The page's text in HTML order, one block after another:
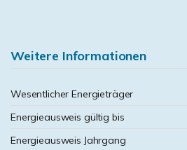
Weitere Informationen
Wesentlicher Energieträger
Energieausweis gültig bis
Energieausweis Jahrgang